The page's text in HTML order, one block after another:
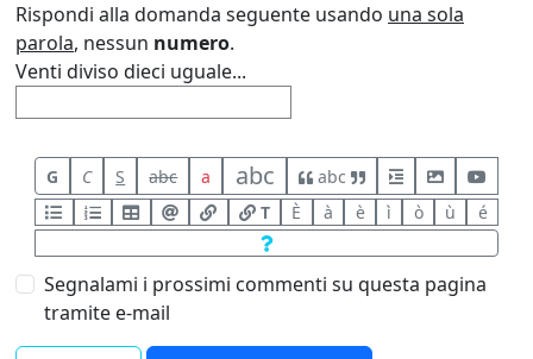
Rispondi alla domanda seguente usando una sola
parola, nessun numero.
Venti diviso dieci uguale...
G C S abc a abc
abc
T
È à è ì ò ù é
Segnalami i prossimi commenti su questa pagina
tramite e-mail